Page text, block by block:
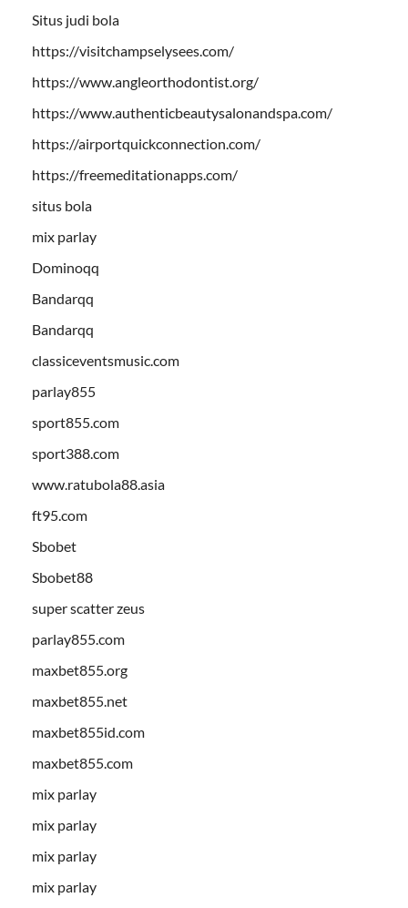
Situs judi bola
https://visitchampselysees.com/
https://www.angleorthodontist.org/
https://www.authenticbeautysalonandspa.com/
https://airportquickconnection.com/
https://freemeditationapps.com/
situs bola
mix parlay
Dominoqq
Bandarqq
Bandarqq
classiceventsmusic.com
parlay855
sport855.com
sport388.com
www.ratubola88.asia
ft95.com
Sbobet
Sbobet88
super scatter zeus
parlay855.com
maxbet855.org
maxbet855.net
maxbet855id.com
maxbet855.com
mix parlay
mix parlay
mix parlay
mix parlay